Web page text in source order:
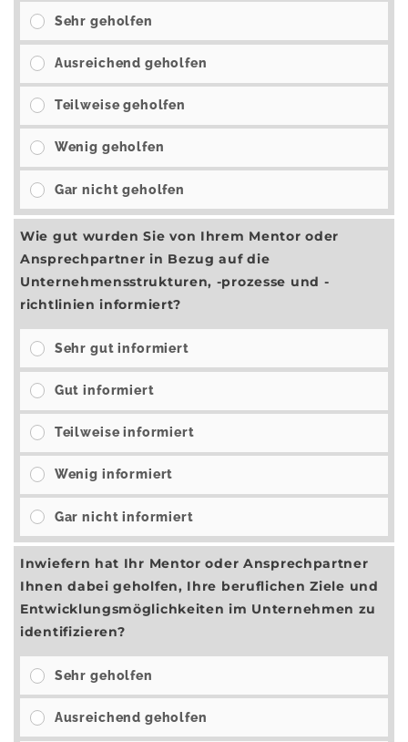
Sehr geholfen
Ausreichend geholfen
Teilweise geholfen
Wenig geholfen
Gar nicht geholfen
Wie gut wurden Sie von Ihrem Mentor oder
Ansprechpartner in Bezug auf die
Unternehmensstrukturen, -prozesse und -
richtlinien informiert?
Sehr gut informiert
Gut informiert
Teilweise informiert
Wenig informiert
Gar nicht informiert
Inwiefern hat Ihr Mentor oder Ansprechpartner
Ihnen dabei geholfen, Ihre beruflichen Ziele und
Entwicklungsmöglichkeiten im Unternehmen zu
identifizieren?
Sehr geholfen
Ausreichend geholfen